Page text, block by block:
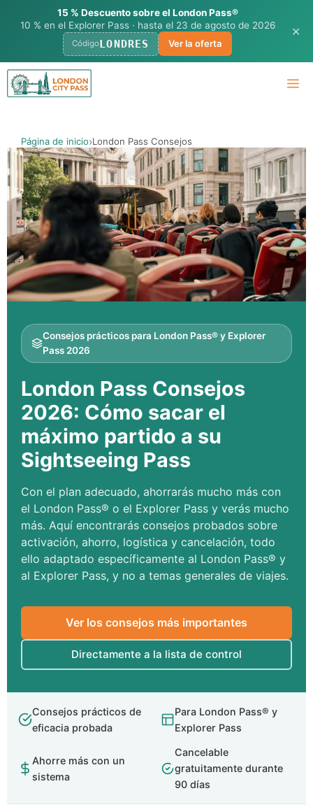
15 % Descuento sobre el London Pass®
10 % en el Explorer Pass · hasta el 23 de agosto de 2026
CódigoLONDRES Ver la oferta
✕
Ir
Página de inicio London Pass Consejos
Consejos prácticos para London Pass® y Explorer
Pass 2026
London Pass Consejos
2026: Cómo sacar el
máximo partido a su
Sightseeing Pass
Con el plan adecuado, ahorrarás mucho más con
el London Pass® o el Explorer Pass y verás mucho
más. Aquí encontrarás consejos probados sobre
activación, ahorro, logística y cancelación, todo
ello adaptado específicamente al London Pass® y
al Explorer Pass, y no a temas generales de viajes.
Ver los consejos más importantes
Directamente a la lista de control
Consejos prácticos de
eficacia probada
Para London Pass® y
Explorer Pass
Ahorre más con un
sistema
Cancelable
gratuitamente durante
90 días